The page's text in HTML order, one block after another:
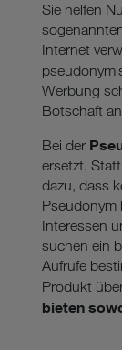
Sie helfen
Internet
Werbung
Botschaft
Bei der
ersetzt.
dazu, dass
Pseudonym
Interessen
suchen ein
Aufrufe
Produkt
bieten